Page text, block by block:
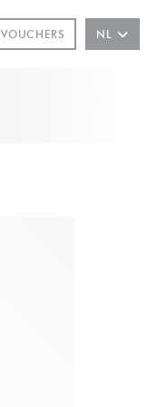
VOUCHERS NL